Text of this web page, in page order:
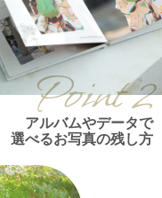
Point 2
アルバムやデータで
選べるお写真の残し方